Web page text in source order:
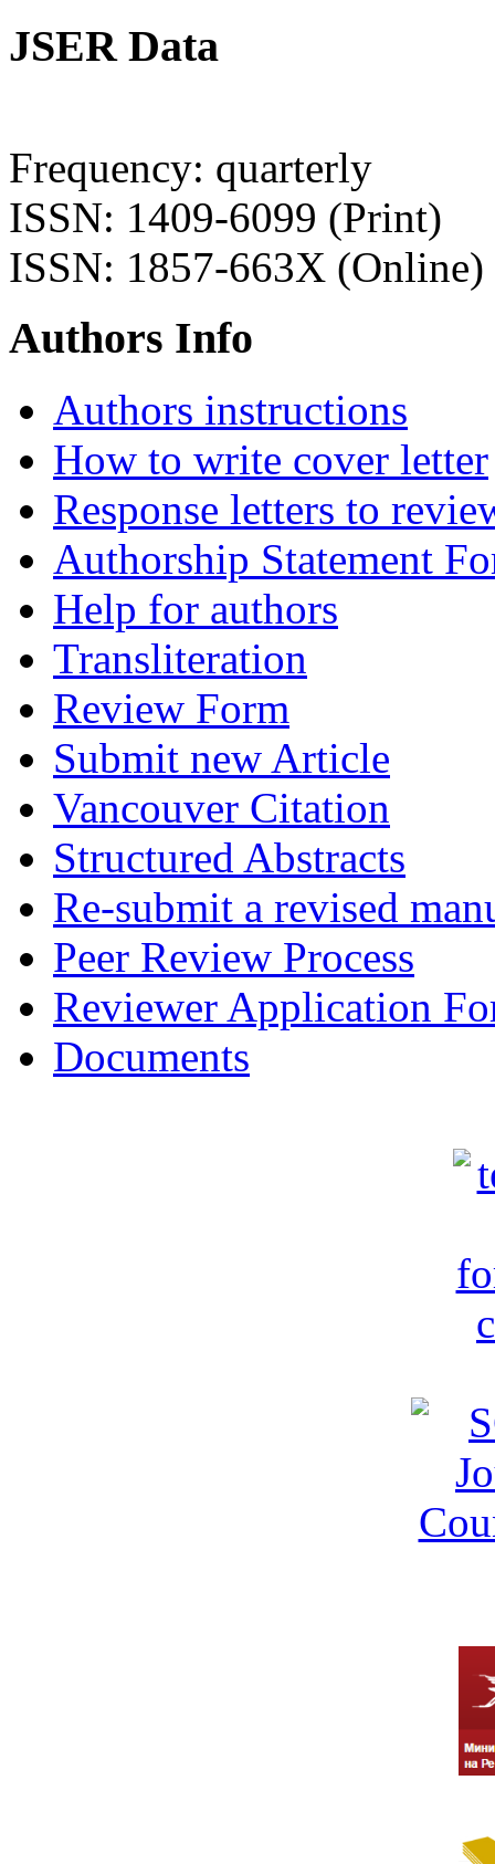
JSER Data
Frequency: quarterly
ISSN: 1409-6099 (Print)
ISSN: 1857-663X (Online)
Authors Info
Authors instructions
How to write cover letter
Response letters to
Authorship Statement
Help for authors
Transliteration
Review Form
Submit new Article
Vancouver Citation
Structured Abstracts
Re-submit a revised
Peer Review Process
Reviewer Application
Documents